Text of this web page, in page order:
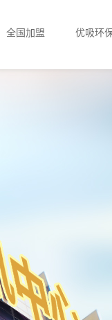
全国加盟 优吸环